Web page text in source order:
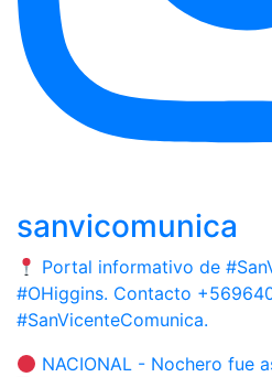
sanvicomunica
Portal informativo de
#OHiggins. Contacto
#SanVicenteComunica.
NACIONAL - Nochero fue